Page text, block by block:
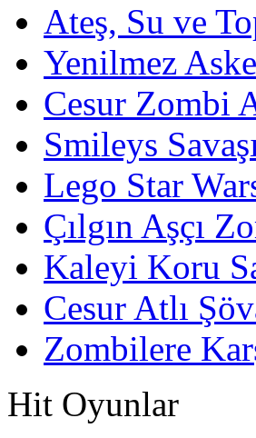
Ateş, Su ve
Yenilmez
Cesur Zombi
Smileys
Lego Star
Çılgın Aşçı
Kaleyi Koru
Cesur Atlı
Zombilere
Hit Oyunlar